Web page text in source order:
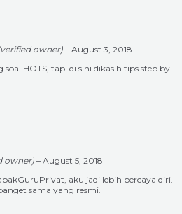
owner)– August 3, 2018
HOTS, tapi di sini dikasih tips step by
owner)– August 5, 2018
aku jadi lebih percaya diri.
sama yang resmi.